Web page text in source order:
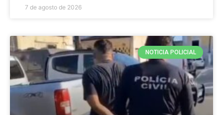
7 de agosto de 2026
NOTICIA POLICIAL